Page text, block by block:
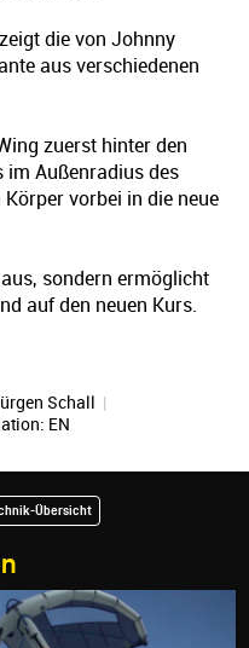
die von Johnny
aus verschiedenen
zuerst hinter den
im Außenradius des
vorbei in die neue
sondern ermöglicht
auf den neuen Kurs.
Schall |
EN
Übersicht